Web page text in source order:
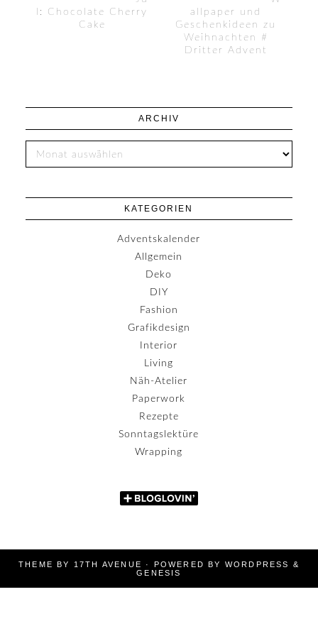
l: Chocolate Cherry
Cake
allpaper und
Geschenkideen zu
Weihnachten #
Dritter Advent
ARCHIV
KATEGORIEN
Adventskalender
Allgemein
Deko
DIY
Fashion
Grafikdesign
Interior
Living
Näh-Atelier
Paperwork
Rezepte
Sonntagslektüre
Wrapping
THEME BY 17TH AVENUE · POWERED BY WORDPRESS
&
GENESIS